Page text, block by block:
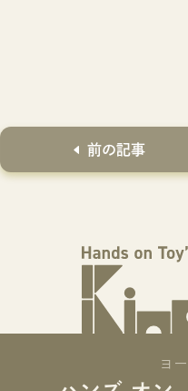
前の記事
ヨ